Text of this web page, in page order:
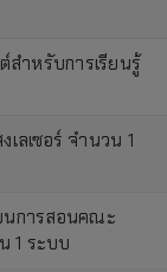
สำหรับการเรียนรู้
ลเซอร์ จำนวน 1
นการสอนคณะ
1 ระบบ